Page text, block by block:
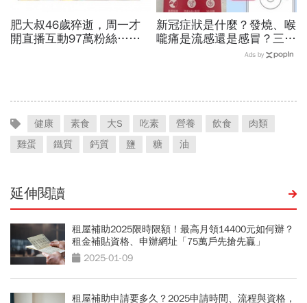
肥大叔46歲猝逝，周一才
開直播互動97萬粉絲…常
新冠症狀是什麼？發燒、喉
嚨痛是流感還是感冒？三合
一快篩一次驗3種，哪裡有
Ads by
健康 素食 大S 吃素 營養 飲食
肉類
雞蛋
鐵質 鈣質 鹽 糖 油
延伸閱讀
租屋補助2025限時限額！最高月領14400元如何辦？
租金補貼資格、申辦網址「75萬戶先搶先贏」
2025-01-09
租屋補助申請要多久？2025申請時間、流程與資格，